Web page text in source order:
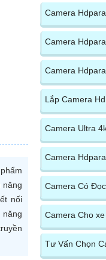
Camera
Camera
Camera
Lắp Camera
Camera Ultra
Camera
Camera Có
Camera Cho
Tư Vấn Chọn